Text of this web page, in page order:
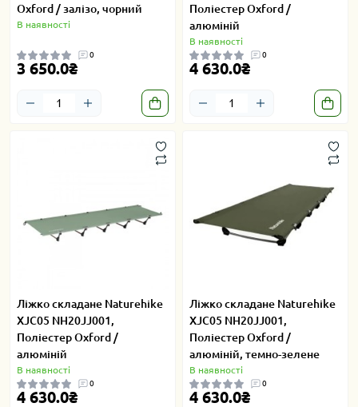
Oxford / залізо, чорний
В наявності
0
3 650.0₴
Поліестер Oxford /
алюміній
В наявності
0
4 630.0₴
Ліжко складане Naturehike
XJC05 NH20JJ001,
Поліестер Oxford /
алюміній
В наявності
0
4 630.0₴
Ліжко складане Naturehike
XJC05 NH20JJ001,
Поліестер Oxford /
алюміній, темно-зелене
В наявності
0
4 630.0₴